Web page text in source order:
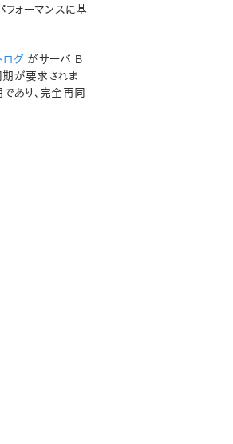
フォーマンスに基
ログ がサーバ B
が要求されま
あり、完全再同